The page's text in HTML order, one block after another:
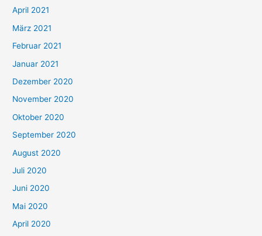
:
April 2021
März 2021
Februar 2021
Januar 2021
Dezember 2020
November 2020
Oktober 2020
September 2020
August 2020
Juli 2020
Juni 2020
Mai 2020
April 2020